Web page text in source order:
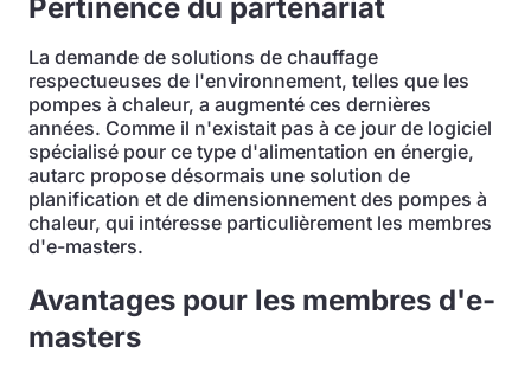
Pertinence du partenariat
La demande de solutions de chauffage
respectueuses de l'environnement, telles que les
pompes à chaleur, a augmenté ces dernières
années. Comme il n'existait pas à ce jour de logiciel
spécialisé pour ce type d'alimentation en énergie,
autarc propose désormais une solution de
planification et de dimensionnement des pompes à
chaleur, qui intéresse particulièrement les membres
d'e-masters.
Avantages pour les membres d'e-
masters